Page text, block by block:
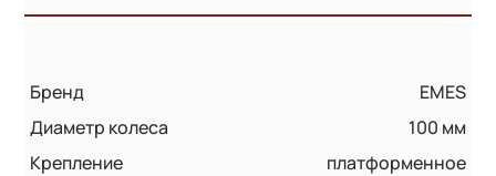
Бренд
EMES
Диаметр колеса
100 мм
Крепление
платформенное